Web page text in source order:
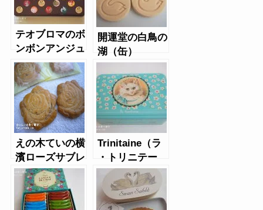
テオブロマのボ
ンボンアンジュ
（クッキー缶）
開運堂の白鳥の
湖（缶）
えの木ていの横
濱ローズサブレ
Trinitaine（ラ
・トリニテー
ヌ）のアニマル
缶クッキー